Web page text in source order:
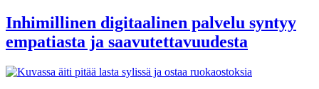
Inhimillinen digitaalinen palvelu syntyy
empatiasta ja saavutettavuudesta